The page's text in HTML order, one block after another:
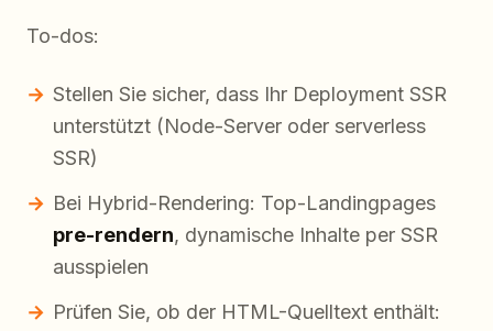
To-dos:
Stellen Sie sicher, dass Ihr Deployment SSR
unterstützt (Node-Server oder serverless
SSR)
Bei Hybrid-Rendering: Top-Landingpages
pre-rendern, dynamische Inhalte per SSR
ausspielen
Prüfen Sie, ob der HTML-Quelltext enthält: